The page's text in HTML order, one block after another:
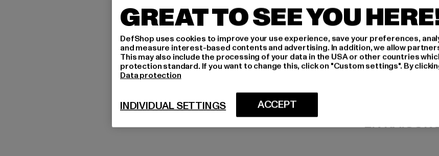
Fabricant: TB
Dr.-Robert-
GREAT TO SEE YOU
DefShop uses cookies to improve your use experience, save your preferences,
and measure interest-based contents and advertising. In addition, we allow
This may also include the processing of your data in the USA or other countries
protection standard. If you want to change this, click on "Custom settings". By
Data protection
ACCEPT
INDIVIDUAL SETTINGS